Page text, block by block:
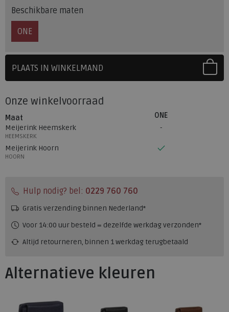
Beschikbare maten
ONE
PLAATS IN WINKELMAND
Onze winkelvoorraad
Maat
ONE
Meijerink Heemskerk
HEEMSKERK
Meijerink Hoorn
HOORN
Hulp nodig? bel: 0229 760 760
Gratis verzending binnen Nederland*
Voor 14:00 uur besteld = dezelfde werkdag verzonden*
Altijd retourneren, binnen 1 werkdag terugbetaald
Alternatieve kleuren